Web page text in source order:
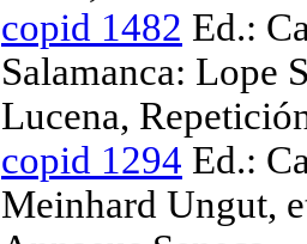
copid 1482 Ed.:
Salamanca: Lope
Lucena,
copid 1294 Ed.:
Meinhard Ungut,